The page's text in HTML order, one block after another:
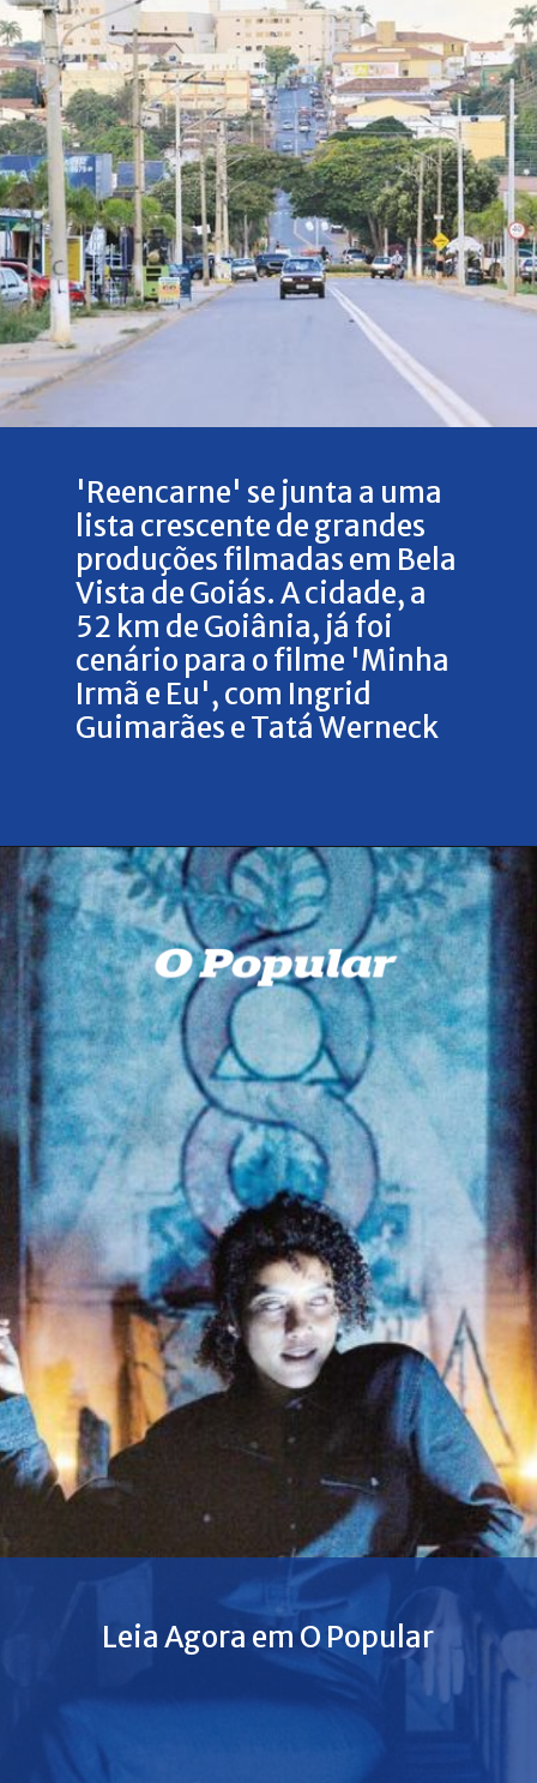
'Reencarne' se junta a uma
lista crescente de grandes
produções filmadas em Bela
Vista de Goiás. A cidade, a
52 km de Goiânia, já foi
cenário para o filme 'Minha
Irmã e Eu', com Ingrid
Guimarães e Tatá Werneck
Leia Agora em O Popular